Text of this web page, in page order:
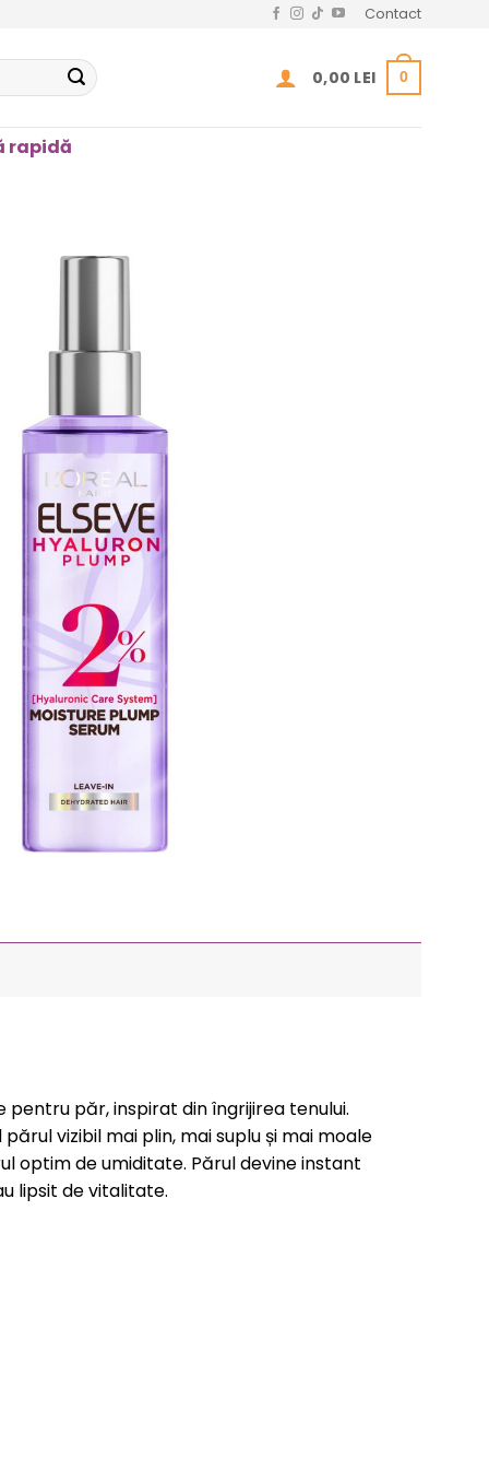
Contact
0,00 LEI 0
rapidă
pentru păr, inspirat din îngrijirea tenului.
vizibil mai plin, mai suplu și mai moale
optim de umiditate. Părul devine instant
lipsit de vitalitate.